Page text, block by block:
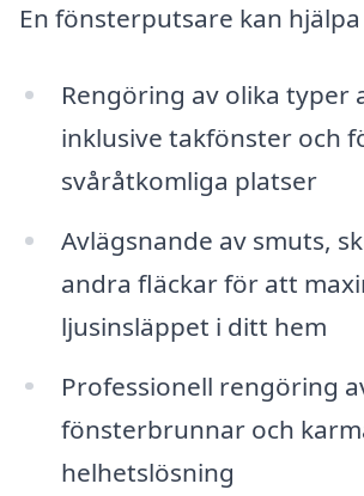
En fönsterputsare kan
Rengöring av olika typer
inklusive takfönster och
svåråtkomliga platser
Avlägsnande av smuts,
andra fläckar för att
ljusinsläppet i ditt hem
Professionell rengöring
fönsterbrunnar och
helhetslösning